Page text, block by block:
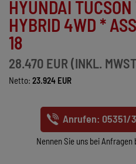
LEISTUNGEN
KONFIGURATOR
MARKENWELT
KONTAKT
HYUNDAI
HYBRID 4WD *
18
28.470 EUR (INKL.
Netto: 23.924 EUR
Anrufen: 05351/
Nennen Sie uns bei